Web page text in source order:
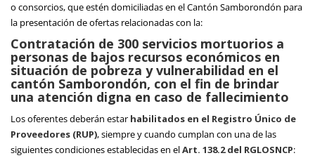
o consorcios, que estén domiciliadas en el Cantón Samborondón para
la presentación de ofertas relacionadas con la:
Contratación de 300 servicios mortuorios a
personas de bajos recursos económicos en
situación de pobreza y vulnerabilidad en el
cantón Samborondón, con el fin de brindar
una atención digna en caso de fallecimiento
Los oferentes deberán estar habilitados en el Registro Único de
Proveedores (RUP), siempre y cuando cumplan con una de las
siguientes condiciones establecidas en elArt. 138.2 del RGLOSNCP: